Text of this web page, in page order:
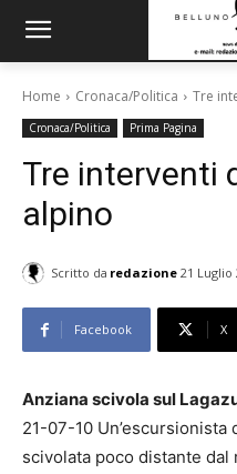
Home Cronaca/Politica Tre
Cronaca/Politica Prima Pagina
Tre interventi
alpino
Scritto da redazione 21 Luglio
Facebook X
Anziana scivola sul
21-07-10 Un’escursionista
scivolata poco distante